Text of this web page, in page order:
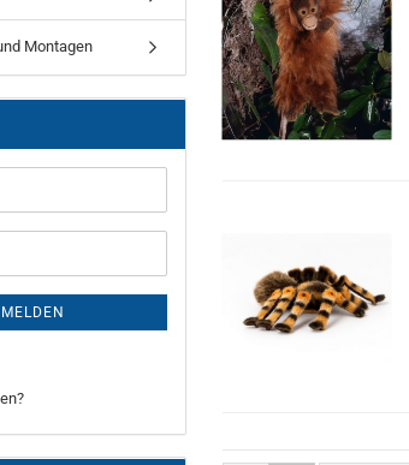
Montagen